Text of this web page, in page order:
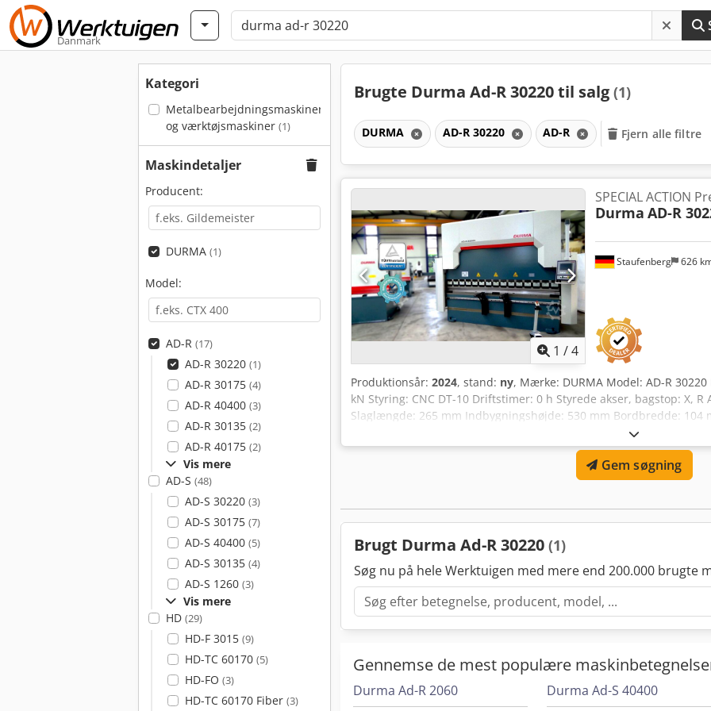
Danmark
Kategori
Metalbearbejdningsmaskiner
og værktøjsmaskiner (1)
Maskindetaljer
Producent:
DURMA (1)
Model:
AD-R (17)
AD-R 30220 (1)
AD-R 30175 (4)
AD-R 40400 (3)
AD-R 30135 (2)
AD-R 40175 (2)
Vis mere
AD-S (48)
AD-S 30220 (3)
AD-S 30175 (7)
AD-S 40400 (5)
AD-S 30135 (4)
AD-S 1260 (3)
Vis mere
HD (29)
HD-F 3015 (9)
HD-TC 60170 (5)
HD-FO (3)
HD-TC 60170 Fiber (3)
Brugte Durma Ad-R 30220 til salg (1)
DURMA AD-R 30220 AD-R Fjern alle filtre
1 /4
Staufenberg 626
SPECIAL ACTION
Durma AD-R
Produktionsår: 2024, stand: ny, Mærke: DURMA Model: AD-R
kN Styring: CNC DT-10 Driftstimer: 0 h Styrede akser, bagstop: X,
Slaglængde: 265 mm Indbygningshøjde: 530 mm Bordbredde: 104
410 mm X-akse bevægelsesområde: 650 mm X-akse
140 mm/s Bukhastighed: 10 mm/s Tilbageløbs-hastighed: 140 mm/
4250x1770x2900 mm Vægt: ca. 12.250 kg Standardudstyr: Y1, Y2,
værktøjsholdesystem 60 mm matriceholder (kun til europæiske
sikkerhedsafdækning & kontakt Styrede akser X, R; Z-akser
motorisk bombéring Dedpfxed Srk Es Aaiskr Maskinen kan til
demonstreres i vores democenter i Staufenberg. Flere maskiner er
Staufenberg. Yderligere informationer fremsendes gerne på
Gem søgning
Brugt Durma Ad-R 30220 (1)
Søg nu på hele Werktuigen med mere end 200.000 brugte
Gennemse de mest populære
Durma Ad-R 2060
Durma Ad-S 40400